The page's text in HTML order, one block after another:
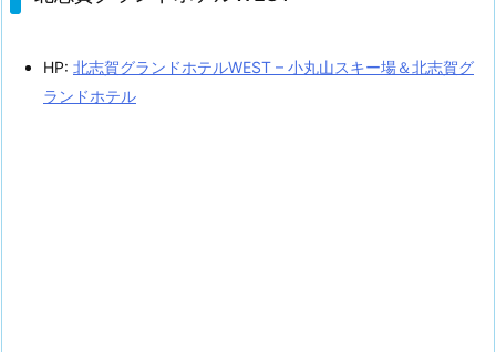
HP: 北志賀グランドホテルWEST – 小丸山スキー場＆北志賀グ
ランドホテル